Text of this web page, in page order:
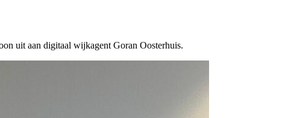
uit aan digitaal wijkagent Goran Oosterhuis.